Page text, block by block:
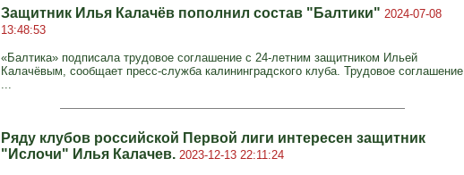
Защитник Илья Калачёв пополнил состав "Балтики" 2024-07-08
13:48:53
«Балтика» подписала трудовое соглашение с 24-летним защитником Ильей
Калачёвым, сообщает пресс-служба калининградского клуба. Трудовое соглашение
...
Ряду клубов российской Первой лиги интересен защитник
"Ислочи" Илья Калачев. 2023-12-13 22:11:24